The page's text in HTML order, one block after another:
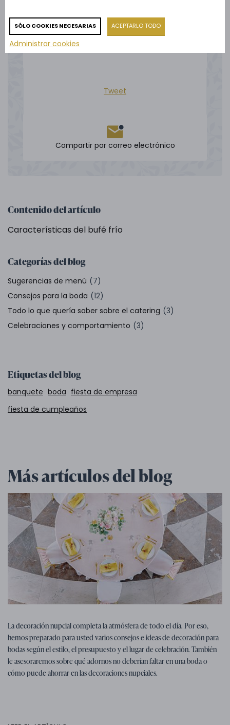
Tweet
Compartir por correo electrónico
Contenido del artículo
Características del bufé frío
Categorías del blog
Sugerencias de menú (7)
Consejos para la boda (12)
Todo lo que quería saber sobre el catering (3)
Celebraciones y comportamiento (3)
Etiquetas del blog
banquete boda fiesta de empresa
fiesta de cumpleaños
Más artículos del blog
Consejos para la boda 07. 01. 2026
Consejos, ideas e inspiración para la
decoración de bodas
La decoración nupcial completa la atmósfera de todo el día. Por eso,
hemos preparado para usted varios consejos e ideas de decoración para
bodas según el estilo, el presupuesto y el lugar de celebración. También
le asesoraremos sobre qué adornos no deberían faltar en una boda o
cómo puede ahorrar en las decoraciones nupciales.
SÓLO COOKIES NECESARIAS ACEPTARLO TODO
Administrar cookies